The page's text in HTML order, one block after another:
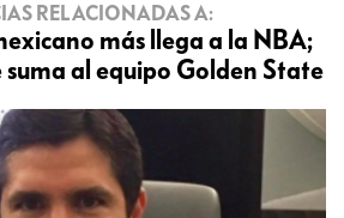
RELACIONADAS A:
más llega a la NBA;
suma al equipo Golden State